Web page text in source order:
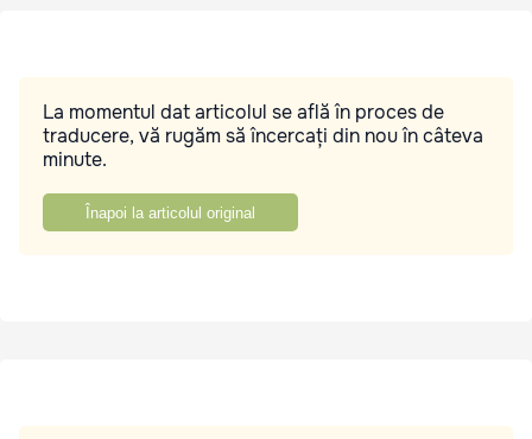
La momentul dat articolul se află în proces de
traducere, vă rugăm să încercați din nou în câteva
minute.
Înapoi la articolul original